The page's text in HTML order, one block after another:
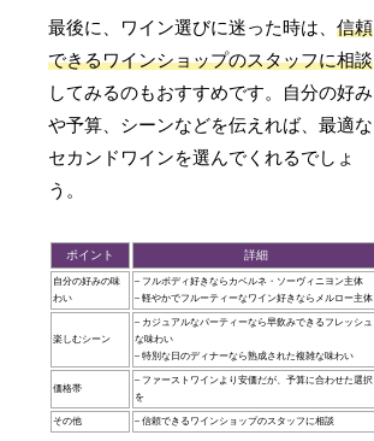
最後に、ワイン選びに迷った時は、信頼
できるワインショップのスタッフに相談
してみるのもおすすめです。自分の好み
や予算、シーンなどを伝えれば、最適な
セカンドワインを選んでくれるでしょ
う。
ポイント 詳細
自分の好みの味
わい
– フルボディ好きならカベルネ・ソーヴィニヨン主体
– 軽やかでフルーティーなワイン好きならメルロー主体
楽しむシーン
– カジュアルなパーティーなら早飲みできるフレッシュ
な味わい
– 特別な日のディナーなら熟成された複雑な味わい
価格帯
– ファーストワインより安価だが、予算に合わせた選択
を
その他 – 信頼できるワインショップのスタッフに相談